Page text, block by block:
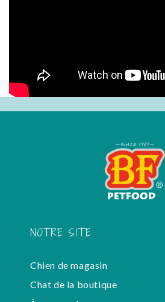
NOTRE SITE
Chien de magasin
Chat de la boutique